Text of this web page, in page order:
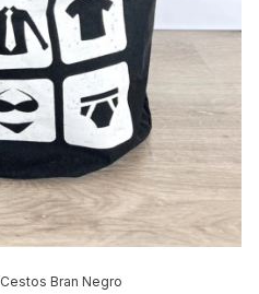
Cestos Bran Negro